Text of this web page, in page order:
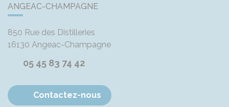
ANGEAC-CHAMPAGNE
850 Rue des Distilleries
16130 Angeac-Champagne
05 45 83 74 42
Contactez-nous